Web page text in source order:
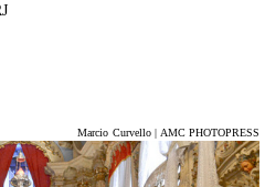
Marcio Curvello | AMC PHOTOPRESS